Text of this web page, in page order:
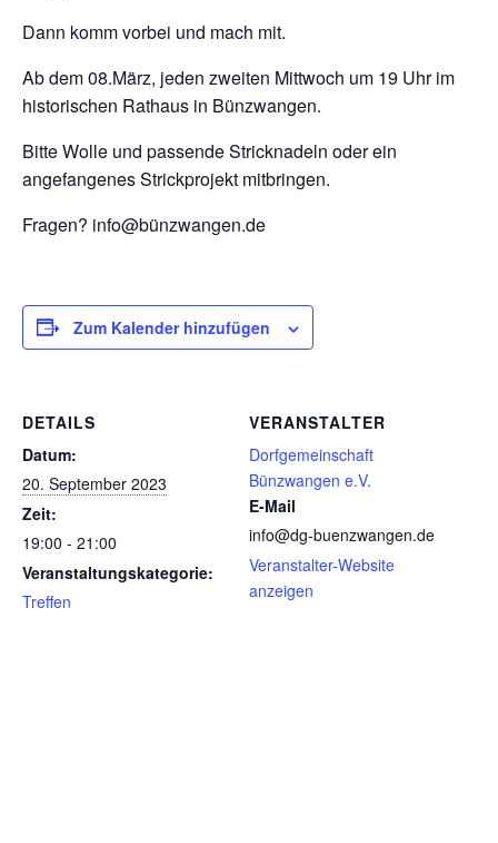
Dann komm vorbei und mach mit.
Ab dem 08.März, jeden zweiten Mittwoch um 19 Uhr im
historischen Rathaus in Bünzwangen.
Bitte Wolle und passende Stricknadeln oder ein
angefangenes Strickprojekt mitbringen.
Fragen? info@bünzwangen.de
Zum Kalender hinzufügen
DETAILS
Datum:
20. September 2023
Zeit:
19:00 - 21:00
Veranstaltungskategorie:
Treffen
VERANSTALTER
Dorfgemeinschaft
Bünzwangen e.V.
E-Mail
info@dg-buenzwangen.de
Veranstalter-Website
anzeigen